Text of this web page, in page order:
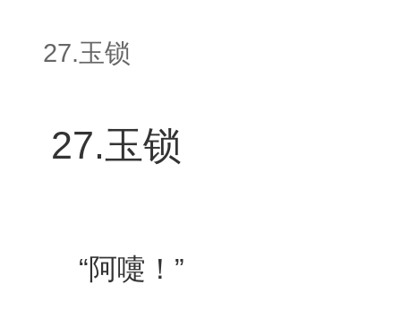
27.玉锁
27.玉锁
“阿嚏！”